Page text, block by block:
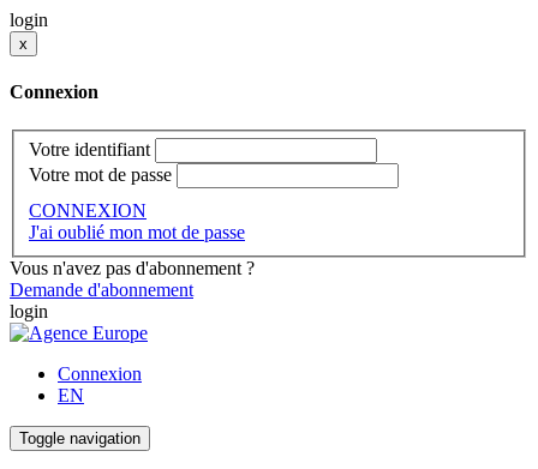
login
x
Connexion
Votre identifiant
Votre mot de passe
CONNEXION
J'ai oublié mon mot de passe
Vous n'avez pas d'abonnement ?
Demande d'abonnement
login
Connexion
EN
Toggle navigation